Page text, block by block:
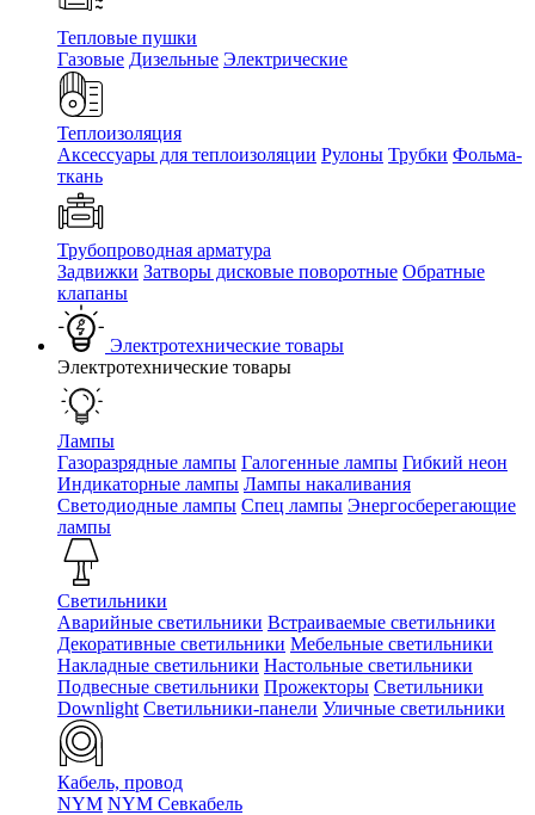
Тепловые пушки
Газовые Дизельные Электрические
Теплоизоляция
Аксессуары для теплоизоляции Рулоны Трубки Фольма-
ткань
Трубопроводная арматура
Задвижки Затворы дисковые поворотные Обратные
клапаны
Электротехнические товары
Электротехнические товары
Лампы
Газоразрядные лампы Галогенные лампы Гибкий неон
Индикаторные лампы Лампы накаливания
Светодиодные лампы Спец лампы Энергосберегающие
лампы
Светильники
Аварийные светильники Встраиваемые светильники
Декоративные светильники Мебельные светильники
Накладные светильники Настольные светильники
Подвесные светильники Прожекторы Светильники
Downlight Светильники-панели Уличные светильники
Кабель, провод
NYM NYM Севкабель